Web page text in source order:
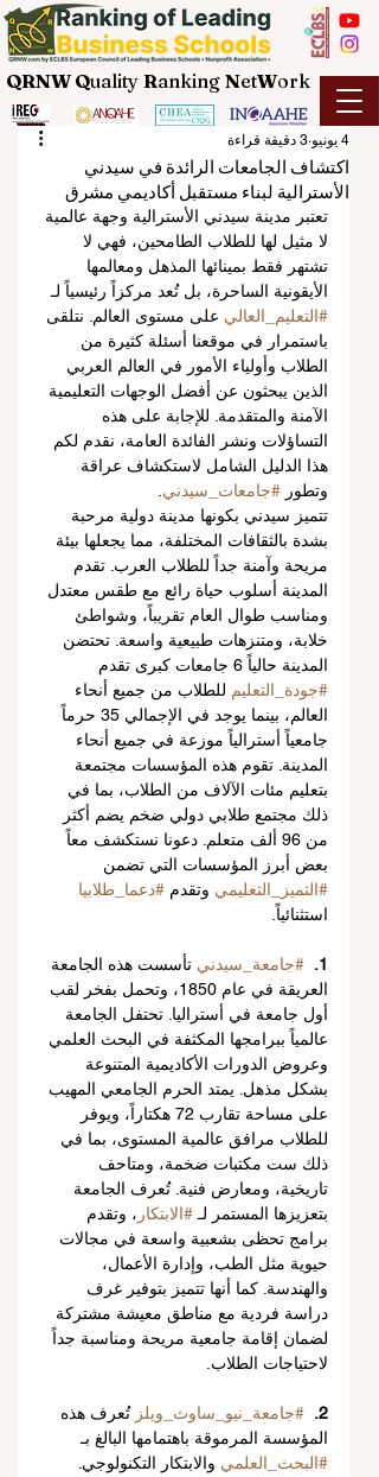
QRNW Quality Ranking NetWork
اكتشاف الجامعات الرائدة في سيدني
الأسترالية لبناء مستقبل أكاديمي مشرق
4 يونيو 3 دقيقة قراءة
تعتبر مدينة سيدني الأسترالية وجهة عالمية
لا مثيل لها للطلاب الطامحين، فهي لا
تشتهر فقط بمينائها المذهل ومعالمها
الأيقونية الساحرة، بل تُعد مركزاً رئيسياً لـ
#التعليم_العالي على مستوى العالم. نتلقى
باستمرار في موقعنا أسئلة كثيرة من
الطلاب وأولياء الأمور في العالم العربي
الذين يبحثون عن أفضل الوجهات التعليمية
الآمنة والمتقدمة. للإجابة على هذه
التساؤلات ونشر الفائدة العامة، نقدم لكم
هذا الدليل الشامل لاستكشاف عراقة
وتطور #جامعات_سيدني
تتميز سيدني بكونها مدينة دولية مرحبة
بشدة بالثقافات المختلفة، مما يجعلها بيئة
مريحة وآمنة جداً للطلاب العرب. تقدم
المدينة أسلوب حياة رائع مع طقس معتدل
ومناسب طوال العام تقريباً، وشواطئ
خلابة، ومتنزهات طبيعية واسعة. تحتضن
المدينة حالياً 6 جامعات كبرى تقدم
#جودة_التعليم للطلاب من جميع أنحاء
العالم، بينما يوجد في الإجمالي 35 حرماً
جامعياً أسترالياً موزعة في جميع أنحاء
المدينة. تقوم هذه المؤسسات مجتمعة
بتعليم مئات الآلاف من الطلاب، بما في
ذلك مجتمع طلابي دولي ضخم يضم أكثر
من 96 ألف متعلم. دعونا نستكشف معاً
بعض أبرز المؤسسات التي تضمن
#التميز_التعليمي وتقدم #دعما_طلابيا
استثنائياً.
1. #جامعة_سيدني تأسست هذه الجامعة
العريقة في عام 1850، وتحمل بفخر لقب
أول جامعة في أستراليا. تحتفل الجامعة
عالمياً ببرامجها المكثفة في البحث العلمي
وعروض الدورات الأكاديمية المتنوعة
بشكل مذهل. يمتد الحرم الجامعي المهيب
على مساحة تقارب 72 هكتاراً، ويوفر
للطلاب مرافق عالمية المستوى، بما في
ذلك ست مكتبات ضخمة، ومتاحف
تاريخية، ومعارض فنية. تُعرف الجامعة
بتعزيزها المستمر لـ #الابتكار ، وتقدم
برامج تحظى بشعبية واسعة في مجالات
حيوية مثل الطب، وإدارة الأعمال،
والهندسة. كما أنها تتميز بتوفير غرف
دراسة فردية مع مناطق معيشة مشتركة
لضمان إقامة جامعية مريحة ومناسبة جداً
لاحتياجات الطلاب.
2. #جامعة_نيو_ساوث_ويلز تُعرف هذه
المؤسسة المرموقة باهتمامها البالغ بـ
#البحث_العلمي والابتكار التكنولوجي.